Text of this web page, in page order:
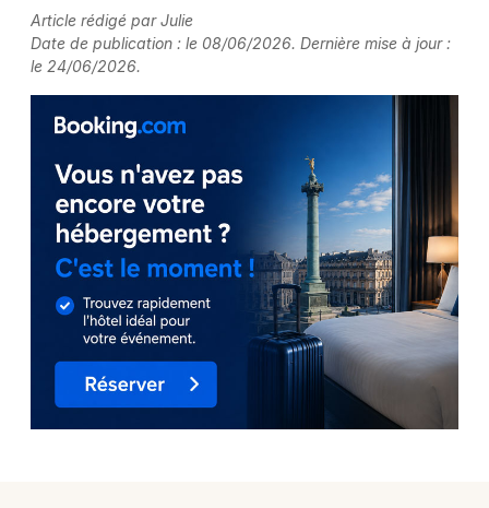
Article rédigé par Julie
Date de publication : le 08/06/2026. Dernière mise à jour :
le 24/06/2026.